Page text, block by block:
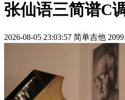
张仙语三简谱C
2026-08-05 23:03:57 简单吉他